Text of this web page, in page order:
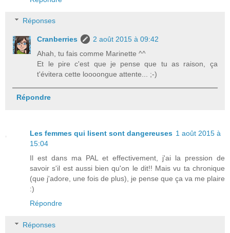
Réponses
Cranberries
2 août 2015 à 09:42
Ahah, tu fais comme Marinette ^^
Et le pire c'est que je pense que tu as raison, ça
t'évitera cette loooongue attente... ;-)
Répondre
Les femmes qui lisent sont dangereuses 1 août 2015 à
15:04
Il est dans ma PAL et effectivement, j'ai la pression de
savoir s'il est aussi bien qu'on le dit!! Mais vu ta chronique
(que j'adore, une fois de plus), je pense que ça va me plaire
:)
Répondre
Réponses